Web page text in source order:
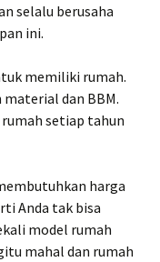
selalu berusaha
ini.
memiliki rumah.
dan BBM.
setiap tahun
harga
Anda tak bisa
model rumah
mahal dan rumah